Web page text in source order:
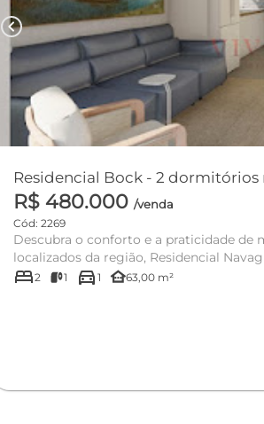
chevron_left
R$ 480.000/venda
Cód: 2269
Descubra o conforto e a praticidade de
localizados da região, Residencial
bed2 1 directions_car 1 other_houses63,00 m²